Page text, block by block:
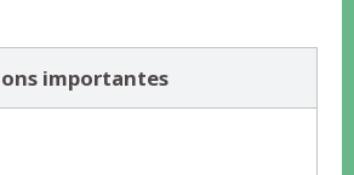
importantes